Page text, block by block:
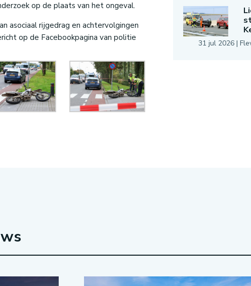
op de plaats van het ongeval.
asociaal rijgedrag en achtervolgingen
op de Facebookpagina van politie
31 jul 2026|